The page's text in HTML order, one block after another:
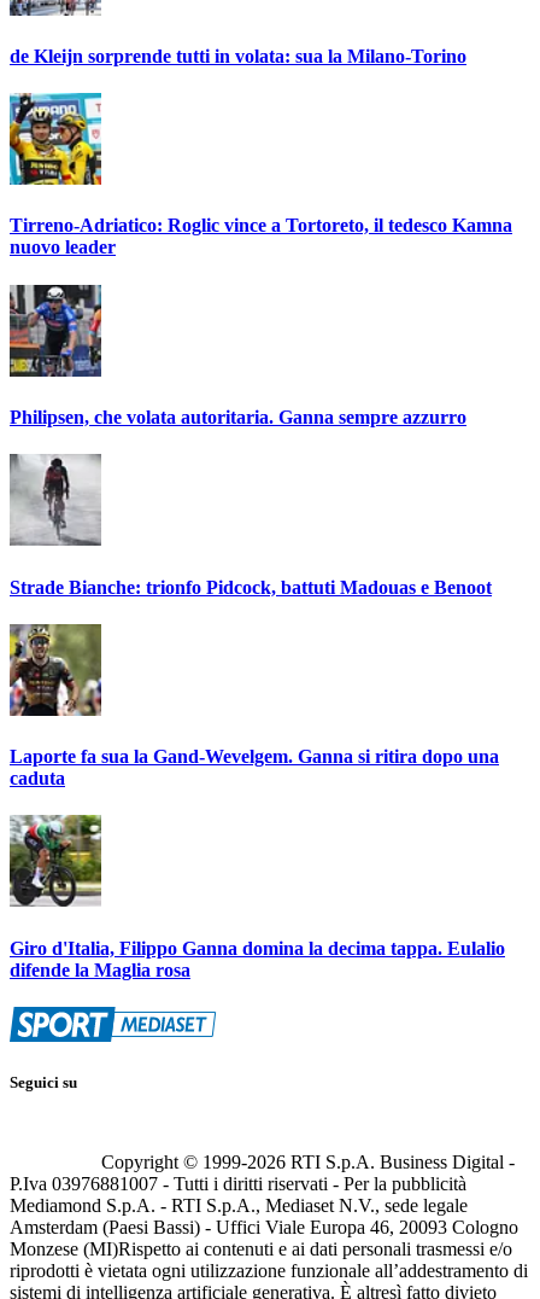
de Kleijn sorprende tutti in volata: sua la Milano-Torino
Tirreno-Adriatico: Roglic vince a Tortoreto, il tedesco Kamna
nuovo leader
Philipsen, che volata autoritaria. Ganna sempre azzurro
Strade Bianche: trionfo Pidcock, battuti Madouas e Benoot
Laporte fa sua la Gand-Wevelgem. Ganna si ritira dopo una
caduta
Giro d'Italia, Filippo Ganna domina la decima tappa. Eulalio
difende la Maglia rosa
Seguici su
Copyright © 1999-2026 RTI S.p.A. Business Digital -
P.Iva 03976881007 - Tutti i diritti riservati - Per la pubblicità
Mediamond S.p.A. - RTI S.p.A., Mediaset N.V., sede legale
Amsterdam (Paesi Bassi) - Uffici Viale Europa 46, 20093 Cologno
Monzese (MI)Rispetto ai contenuti e ai dati personali trasmessi e/o
riprodotti è vietata ogni utilizzazione funzionale all’addestramento di
sistemi di intelligenza artificiale generativa. È altresì fatto divieto